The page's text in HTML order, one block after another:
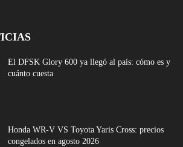
El DFSK Glory 600 ya llegó al país: cómo es y
cuánto cuesta
Honda WR-V VS Toyota Yaris Cross: precios
congelados en agosto 2026